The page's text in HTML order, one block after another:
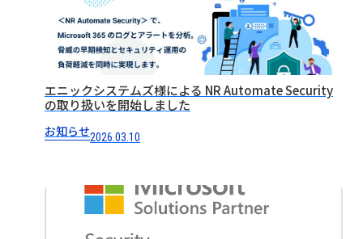
エニックシステムズ様による NR Automate Security
の取り扱いを開始しました
お知らせ2026.03.10